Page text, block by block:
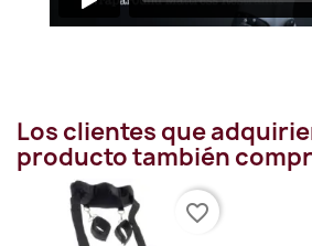
Los clientes que
producto también
favorite_border